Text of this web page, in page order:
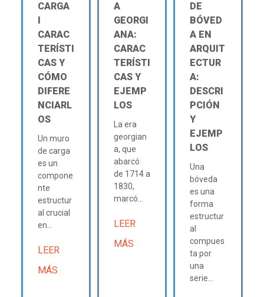
CARGA
CARAC
TERÍSTI
CAS Y
CÓMO
DIFERE
NCIARL
OS
Un muro
de carga
es un
compone
nte
estructur
al crucial
en...
LEER
MÁS
A
GEORGI
ANA:
CARAC
TERÍSTI
CAS Y
EJEMP
LOS
La era
georgian
a, que
abarcó
de 1714 a
1830,
marcó...
LEER
MÁS
DE
BÓVED
A EN
ARQUIT
ECTUR
A:
DESCRI
PCIÓN
Y
EJEMP
LOS
Una
bóveda
es una
forma
estructur
al
compues
ta por
una
serie...